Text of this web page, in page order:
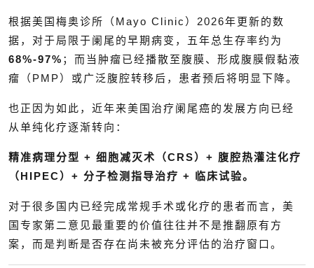
根据美国梅奥诊所（Mayo Clinic）2026年更新的数
据，对于局限于阑尾的早期病变，五年总生存率约为
68%-97% ；而当肿瘤已经播散至腹膜、形成腹膜假黏液
瘤（PMP）或广泛腹腔转移后，患者预后将明显下降。
也正因为如此，近年来美国治疗阑尾癌的发展方向已经
从单纯化疗逐渐转向：
精准病理分型 + 细胞减灭术（CRS）+ 腹腔热灌注化疗
（HIPEC）+ 分子检测指导治疗 + 临床试验。
对于很多国内已经完成常规手术或化疗的患者而言，美
国专家第二意见最重要的价值往往并不是推翻原有方
案，而是判断是否存在尚未被充分评估的治疗窗口。